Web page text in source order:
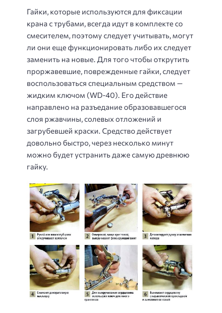
Гайки, которые используются для фиксации
крана с трубами, всегда идут в комплекте со
смесителем, поэтому следует учитывать, могут
ли они еще функционировать либо их следует
заменить на новые. Для того чтобы открутить
проржавевшие, поврежденные гайки, следует
воспользоваться специальным средством —
жидким ключом (WD-40). Его действие
направлено на разъедание образовавшегося
слоя ржавчины, солевых отложений и
загрубевшей краски. Средство действует
довольно быстро, через несколько минут
можно будет устранить даже самую древнюю
гайку.